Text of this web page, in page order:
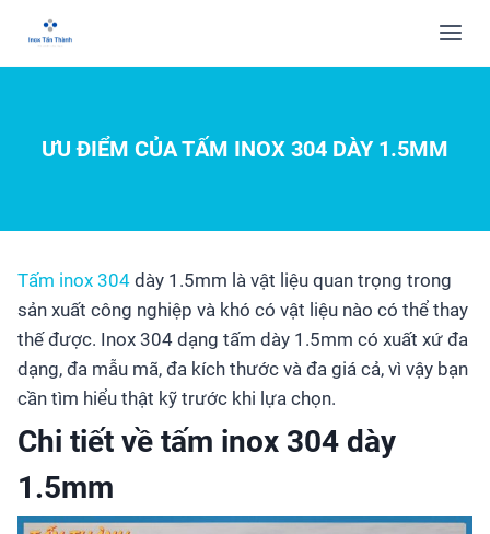
ƯU ĐIỂM CỦA TẤM INOX 304 DÀY 1.5MM
Tấm inox 304 dày 1.5mm là vật liệu quan trọng trong
sản xuất công nghiệp và khó có vật liệu nào có thể thay
thế được. Inox 304 dạng tấm dày 1.5mm có xuất xứ đa
dạng, đa mẫu mã, đa kích thước và đa giá cả, vì vậy bạn
cần tìm hiểu thật kỹ trước khi lựa chọn.
Chi tiết về tấm inox 304 dày
1.5mm